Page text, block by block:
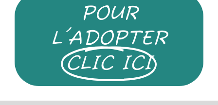
POUR
L'ADOPTER
CLIC ICI